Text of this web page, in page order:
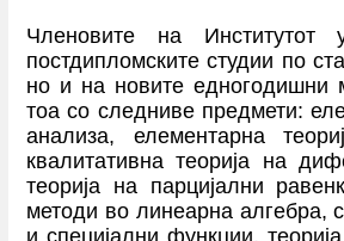
Членовите на Институтот
постдипломските студии по
но и на новите едногодишни
тоа со следниве предмети:
анализа, елементарна
квалитативна теорија на
теорија на парцијални
методи во линеарна алгебра,